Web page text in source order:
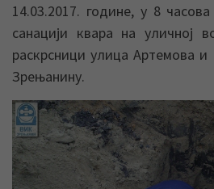
14.03.2017. године, у 8
санацији квара на уличној
раскрсници улица Артемова
Зрењанину.